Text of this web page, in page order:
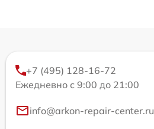
+7 (495) 128-16-72
Ежедневно с 9:00 до 21:00
info@arkon-repair-center.ru